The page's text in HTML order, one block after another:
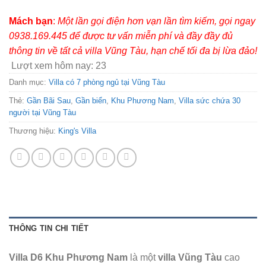
Mách bạn: Một lần gọi điện hơn vạn lần tìm kiếm, gọi ngay
0938.169.445 để được tư vấn miễn phí và đầy đầy đủ
thông tin về tất cả villa Vũng Tàu, hạn chế tối đa bị lừa đảo!
Lượt xem hôm nay: 23
Danh mục: Villa có 7 phòng ngủ tại Vũng Tàu
Thẻ: Gần Bãi Sau Gần biển Khu Phương Nam Villa sức chứa 30
người tại Vũng Tàu
Thương hiệu: King's Villa
THÔNG TIN CHI TIẾT
Villa D6 Khu Phương Nam là mộtvilla Vũng Tàu cao